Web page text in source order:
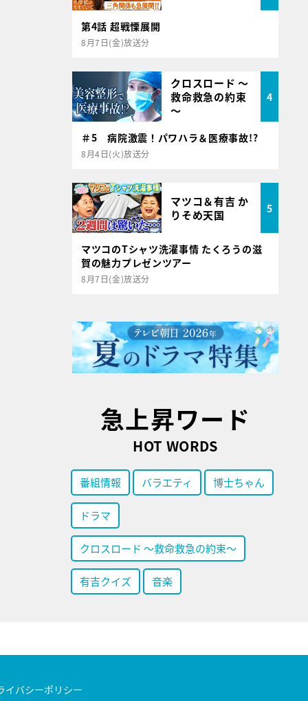
第4話 超戦慄展開
8月7日(金)放送分
クロスロード ～
救命救急の約束
～
4
＃5 病院激震！パワハラ＆医療事故!?
8月4日(火)放送分
マツコ＆有吉 か
りそめ天国
5
マツコのTシャツ洗濯事情 たくろうの滋
賀の魅力プレゼンツアー
8月7日(金)放送分
急上昇ワード
HOT WORDS
番組情報 バラエティ 博士ちゃん
ドラマ
クロスロード ～救命救急の約束～
有吉クイズ 音楽
イバシーポリシー